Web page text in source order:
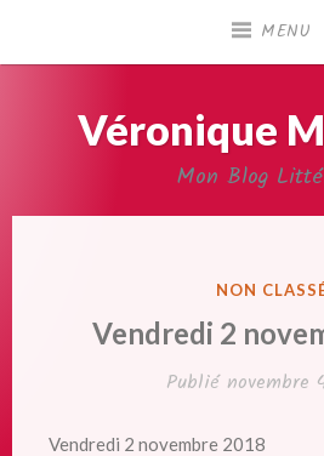
MENU
Véronique
Mon Blog
PUBLIÉ
NON
Vendredi 2
Publié novembre
Vendredi 2 novembre 2018